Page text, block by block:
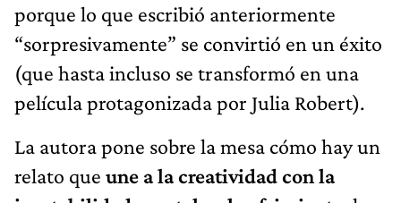
porque lo que escribió anteriormente
“sorpresivamente” se convirtió en un éxito
(que hasta incluso se transformó en una
película protagonizada por Julia Robert).
La autora pone sobre la mesa cómo hay un
relato que une a la creatividad con la